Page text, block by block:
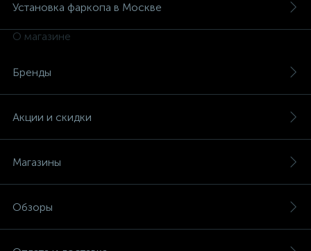
Установка фаркопа в Москве
О магазине
Бренды
Акции и скидки
Магазины
Обзоры